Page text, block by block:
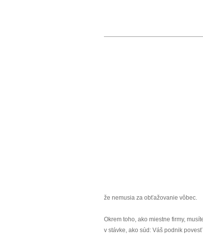
že nemusia za obťažovanie vôbec.
Okrem toho, ako miestne firmy,
v stávke, ako súd: Váš podnik